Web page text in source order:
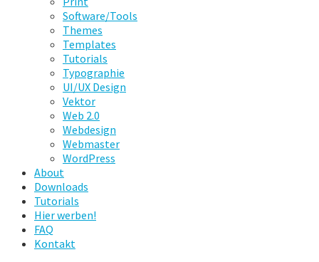
Software/Tools
Themes
Templates
Tutorials
Typographie
UI/UX Design
Vektor
Web 2.0
Webdesign
Webmaster
WordPress
About
Downloads
Tutorials
Hier werben!
FAQ
Kontakt